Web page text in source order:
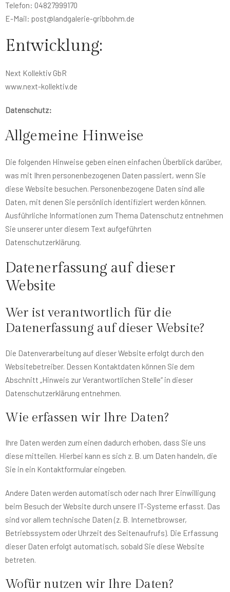
Telefon: 04827999170
E-Mail: post@landgalerie-gribbohm.de
Entwicklung:
Next Kollektiv GbR
www.next-kollektiv.de
Datenschutz:
Allgemeine Hinweise
Die folgenden Hinweise geben einen einfachen Überblick darüber,
was mit Ihren personenbezogenen Daten passiert, wenn Sie
diese Website besuchen. Personenbezogene Daten sind alle
Daten, mit denen Sie persönlich identifiziert werden können.
Ausführliche Informationen zum Thema Datenschutz entnehmen
Sie unserer unter diesem Text aufgeführten
Datenschutzerklärung.
Datenerfassung auf dieser
Website
Wer ist verantwortlich für die
Datenerfassung auf dieser Website?
Die Datenverarbeitung auf dieser Website erfolgt durch den
Websitebetreiber. Dessen Kontaktdaten können Sie dem
Abschnitt „Hinweis zur Verantwortlichen Stelle“ in dieser
Datenschutzerklärung entnehmen.
Wie erfassen wir Ihre Daten?
Ihre Daten werden zum einen dadurch erhoben, dass Sie uns
diese mitteilen. Hierbei kann es sich z. B. um Daten handeln, die
Sie in ein Kontaktformular eingeben.
Andere Daten werden automatisch oder nach Ihrer Einwilligung
beim Besuch der Website durch unsere IT-Systeme erfasst. Das
sind vor allem technische Daten (z. B. Internetbrowser,
Betriebssystem oder Uhrzeit des Seitenaufrufs). Die Erfassung
dieser Daten erfolgt automatisch, sobald Sie diese Website
betreten.
Wofür nutzen wir Ihre Daten?